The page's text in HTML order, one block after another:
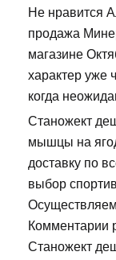
Не нравится
продажа
магазине
характер уже
когда
Станожект
мышцы на
доставку по
выбор
Комментарии
Станожект